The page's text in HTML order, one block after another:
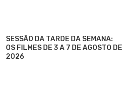
SESSÃO DA TARDE DA SEMANA:
OS FILMES DE 3 A 7 DE AGOSTO DE
2026